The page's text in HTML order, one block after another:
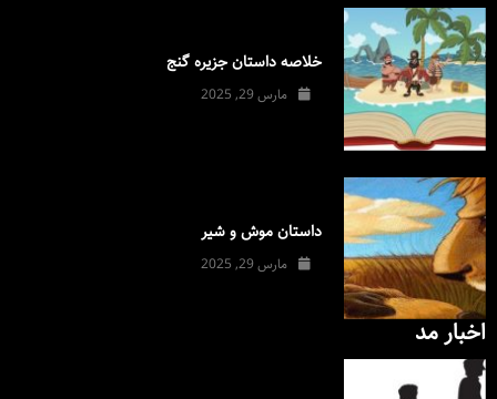
خلاصه داستان جزیره گنج
مارس 29, 2025
داستان موش و شیر
مارس 29, 2025
اخبار مد